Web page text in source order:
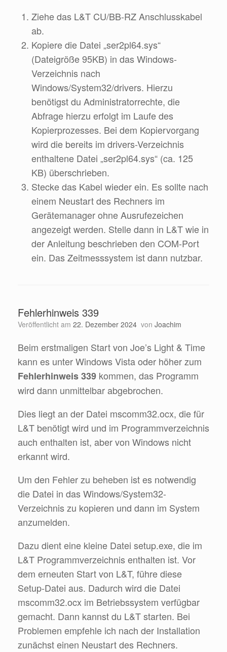
Ziehe das L&T CU/BB-RZ Anschlusskabel
ab.
Kopiere die Datei „ser2pl64.sys“
(Dateigröße 95KB) in das Windows-
Verzeichnis nach
Windows/System32/drivers. Hierzu
benötigst du Administratorrechte, die
Abfrage hierzu erfolgt im Laufe des
Kopierprozesses. Bei dem Kopiervorgang
wird die bereits im drivers-Verzeichnis
enthaltene Datei „ser2pl64.sys“ (ca. 125
KB) überschrieben.
Stecke das Kabel wieder ein. Es sollte nach
einem Neustart des Rechners im
Gerätemanager ohne Ausrufezeichen
angezeigt werden. Stelle dann in L&T wie in
der Anleitung beschrieben den COM-Port
ein. Das Zeitmesssystem ist dann nutzbar.
Fehlerhinweis 339
Veröffentlicht am 22. Dezember 2024 von Joachim
Beim erstmaligen Start von Joe’s Light & Time
kann es unter Windows Vista oder höher zum
Fehlerhinweis 339 kommen, das Programm
wird dann unmittelbar abgebrochen.
Dies liegt an der Datei mscomm32.ocx, die für
L&T benötigt wird und im Programmverzeichnis
auch enthalten ist, aber von Windows nicht
erkannt wird.
Um den Fehler zu beheben ist es notwendig
die Datei in das Windows/System32-
Verzeichnis zu kopieren und dann im System
anzumelden.
Dazu dient eine kleine Datei setup.exe, die im
L&T Programmverzeichnis enthalten ist. Vor
dem erneuten Start von L&T, führe diese
Setup-Datei aus. Dadurch wird die Datei
mscomm32.ocx im Betriebssystem verfügbar
gemacht. Dann kannst du L&T starten. Bei
Problemen empfehle ich nach der Installation
zunächst einen Neustart des Rechners.